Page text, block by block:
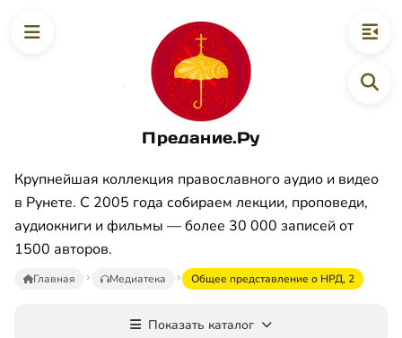
Предание.Ру
Крупнейшая коллекция православного аудио и видео
в Рунете. С 2005 года собираем лекции, проповеди,
аудиокниги и фильмы — более 30 000 записей от
1500 авторов.
Главная Медиатека Общее представление о НРД, 2
Показать каталог